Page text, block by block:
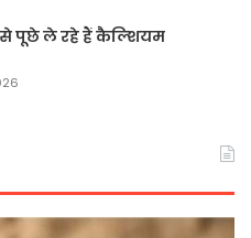
से पूछे ले रहे हैं कैल्शियम